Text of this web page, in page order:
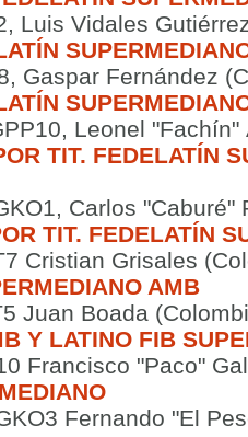
Luis Vidales
Gaspar Fernández
Leonel
TIT. FEDELATÍN
Carlos "Caburé"
TIT. FEDELATÍN
Cristian Grisales
AMB
Juan Boada
Y LATINO FIB
Francisco "Paco"
Fernando "El